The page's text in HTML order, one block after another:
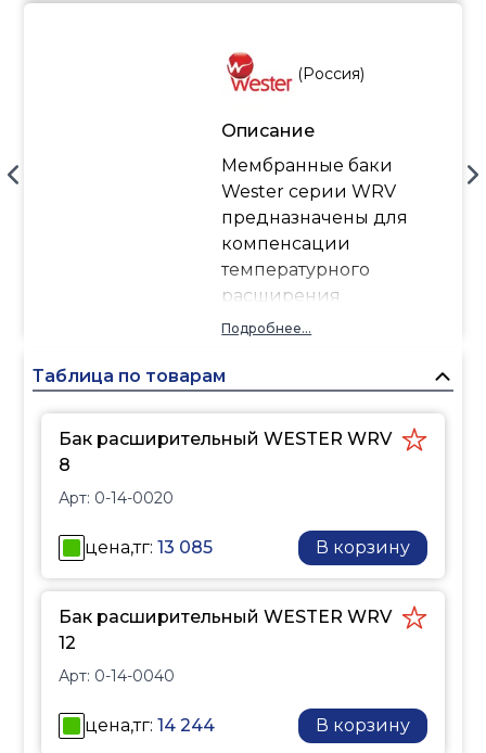
(Россия)
Описание
Мембранные баки
Wester серии WRV
предназначены для
компенсации
температурного
расширения
теплоносителя в
отопления.
Подробнее...
Таблица по товарам
Бак расширительный WESTER WRV
8
Арт: 0-14-0020
цена,тг:13 085 В корзину
Бак расширительный WESTER WRV
12
Арт: 0-14-0040
цена,тг:14 244 В корзину